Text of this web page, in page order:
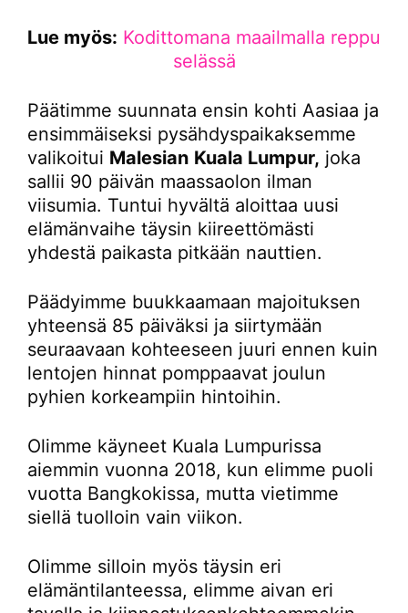
Lue myös: Kodittomana maailmalla reppu
selässä
Päätimme suunnata ensin kohti Aasiaa ja
ensimmäiseksi pysähdyspaikaksemme
valikoitui Malesian Kuala Lumpur, joka
sallii 90 päivän maassaolon ilman
viisumia. Tuntui hyvältä aloittaa uusi
elämänvaihe täysin kiireettömästi
yhdestä paikasta pitkään nauttien.
Päädyimme buukkaamaan majoituksen
yhteensä 85 päiväksi ja siirtymään
seuraavaan kohteeseen juuri ennen kuin
lentojen hinnat pomppaavat joulun
pyhien korkeampiin hintoihin.
Olimme käyneet Kuala Lumpurissa
aiemmin vuonna 2018, kun elimme puoli
vuotta Bangkokissa, mutta vietimme
siellä tuolloin vain viikon.
Olimme silloin myös täysin eri
elämäntilanteessa, elimme aivan eri